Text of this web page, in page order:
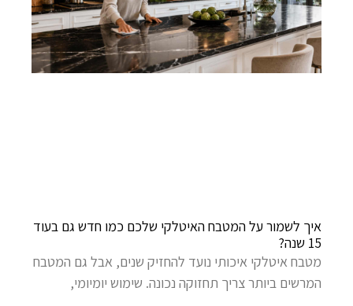
איך לשמור על המטבח האיטלקי שלכם כמו חדש גם בעוד
15 שנה?
מטבח איטלקי איכותי נועד להחזיק שנים, אבל גם המטבח
המרשים ביותר צריך תחזוקה נכונה. שימוש יומיומי,